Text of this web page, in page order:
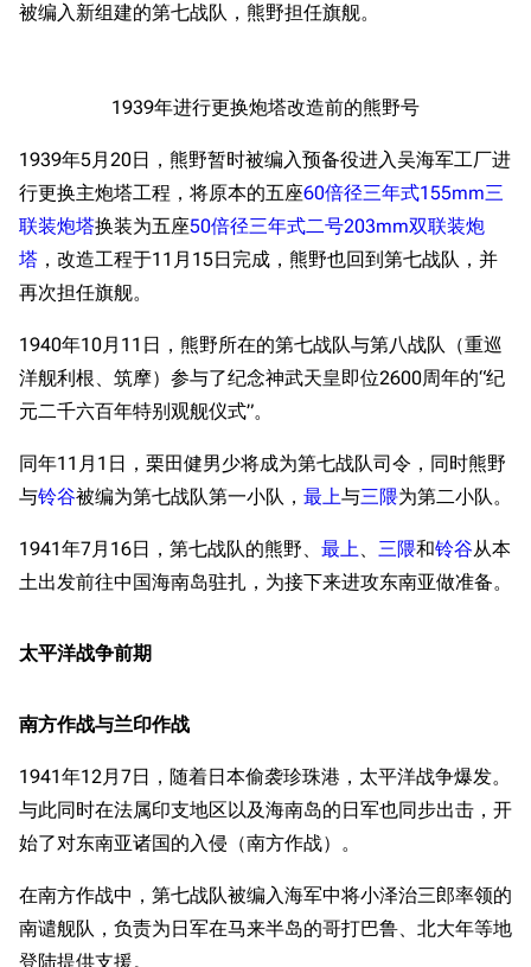
被编入新组建的第七战队，熊野担任旗舰。
1939年进行更换炮塔改造前的熊野号
1939年5月20日，熊野暂时被编入预备役进入吴海军工厂进
行更换主炮塔工程，将原本的五座60倍径三年式155mm三
联装炮塔换装为五座50倍径三年式二号203mm双联装炮
塔 ，改造工程于11月15日完成，熊野也回到第七战队，并
再次担任旗舰。
1940年10月11日，熊野所在的第七战队与第八战队（重巡
洋舰利根、筑摩）参与了纪念神武天皇即位2600周年的“纪
元二千六百年特别观舰仪式”。
同年11月1日，栗田健男少将成为第七战队司令，同时熊野
与铃谷被编为第七战队第一小队， 最上与三隈为第二小队。
1941年7月16日，第七战队的熊野、 最上、 三隈和铃谷从本
土出发前往中国海南岛驻扎，为接下来进攻东南亚做准备。
太平洋战争前期
南方作战与兰印作战
1941年12月7日，随着日本偷袭珍珠港，太平洋战争爆发。
与此同时在法属印支地区以及海南岛的日军也同步出击，开
始了对东南亚诸国的入侵（南方作战）。
在南方作战中，第七战队被编入海军中将小泽治三郎率领的
南谴舰队，负责为日军在马来半岛的哥打巴鲁、北大年等地
登陆提供支援。